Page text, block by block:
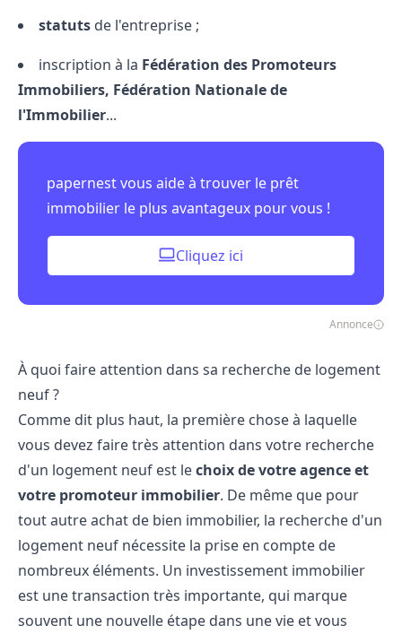
statuts de l'entreprise ;
inscription à la Fédération des Promoteurs
Immobiliers, Fédération Nationale de
l'Immobilier...
papernest vous aide à trouver le prêt
immobilier le plus avantageux pour vous !
Cliquez ici
Annonce
À quoi faire attention dans sa recherche de logement
neuf ?
Comme dit plus haut, la première chose à laquelle
vous devez faire très attention dans votre recherche
d'un logement neuf est lechoix de votre agence et
votre promoteur immobilier. De même que pour
tout autre achat de bien immobilier, la recherche d'un
logement neuf nécessite la prise en compte de
nombreux éléments. Un investissement immobilier
est une transaction très importante, qui marque
souvent une nouvelle étape dans une vie et vous